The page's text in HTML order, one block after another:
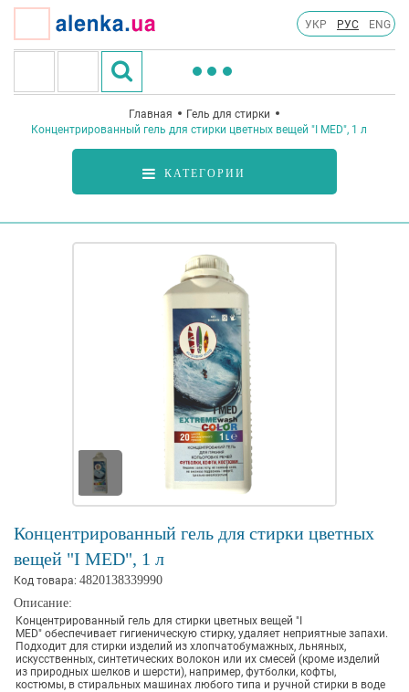
УКР РУС ENG
КАТЕГОРИИ
Главная
Гель для стирки
Концентрированный гель для стирки цветных вещей "I MED", 1 л
Концентрированный гель для стирки цветных
вещей "I MED", 1 л
Код товара: 4820138339990
Описание:
Концентрированный гель для стирки цветных вещей "I
MED" обеспечивает гигиеническую стирку, удаляет неприятные запахи.
Подходит для стирки изделий из хлопчатобумажных, льняных,
искусственных, синтетических волокон или их смесей (кроме изделий
из природных шелков и шерсти), например, футболки, кофты,
костюмы, в стиральных машинах любого типа и ручной стирки в воде